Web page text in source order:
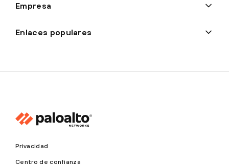
Empresa
Enlaces populares
Privacidad
Centro de confianza